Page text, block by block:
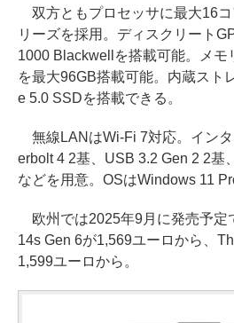
双方ともプロセッサに最大16
リーズを採用。ディスクリート
1000 Blackwellを搭載可能。メモ
を最大96GB搭載可能。内蔵スト
e 5.0 SSDを搭載できる。
無線LANはWi-Fi 7対応。イン
erbolt 4 2基、USB 3.2 Gen 2 2基
などを用意。OSはWindows 11
欧州では2025年9月に発売予定
14s Gen 6が1,569ユーロから、
1,599ユーロから。